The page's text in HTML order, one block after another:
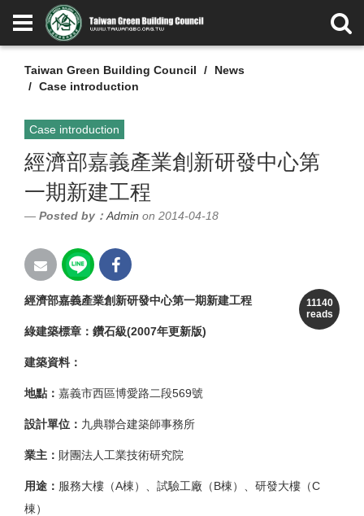
Taiwan Green Building Council
News
Case introduction
Case introduction
經濟部嘉義產業創新研發中心第
一期新建工程
Posted by： Admin on 2014-04-18
11140
reads
經濟部嘉義產業創新研發中心第一期新建工程
綠建築標章：鑽石級(2007年更新版)
建築資料：
地點： 嘉義市西區博愛路二段569號
設計單位： 九典聯合建築師事務所
業主： 財團法人工業技術研究院
用途： 服務大樓（A棟）、試驗工廠（B棟）、研發大樓（C
棟）